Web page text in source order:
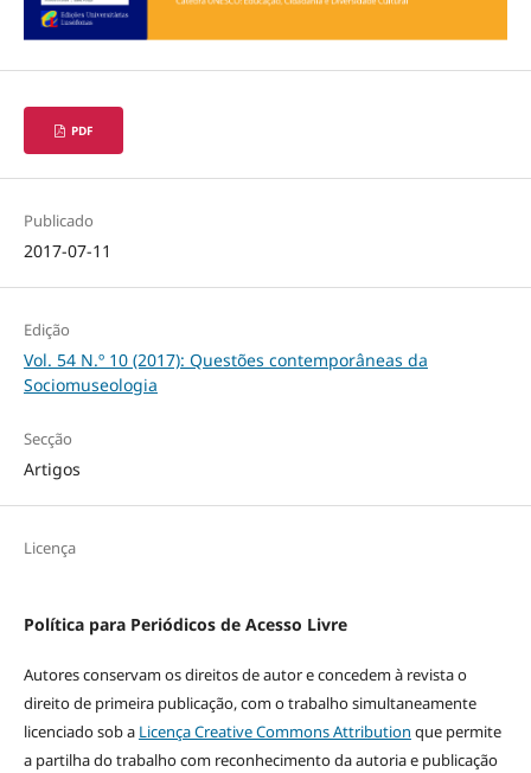
PDF
Publicado
2017-07-11
Edição
Vol. 54 N.º 10 (2017): Questões contemporâneas da
Sociomuseologia
Secção
Artigos
Licença
Política para Periódicos de Acesso Livre
Autores conservam os direitos de autor e concedem à revista o
direito de primeira publicação, com o trabalho simultaneamente
licenciado sob a Licença Creative Commons Attribution que permite
a partilha do trabalho com reconhecimento da autoria e publicação